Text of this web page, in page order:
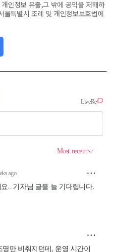
인정보 유출,그 밖에 공익을 저해하
울특별시 조례 및 개인정보보호법에